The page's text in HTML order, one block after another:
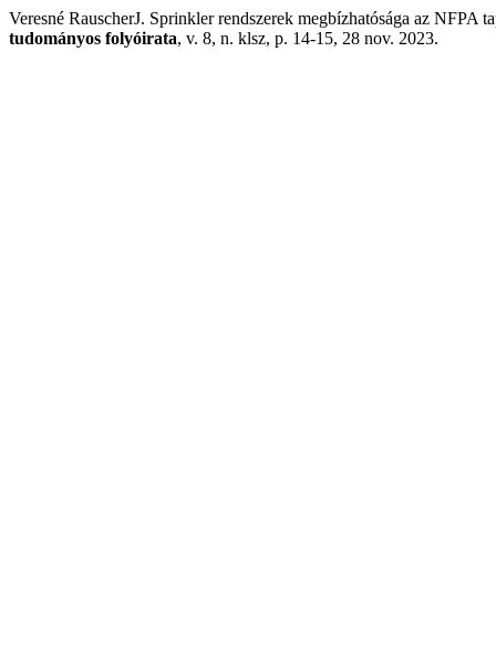
Veresné RauscherJ. Sprinkler rendszerek megbízhatósága az NFPA
tudományos folyóirata, v. 8, n. klsz, p. 14-15, 28 nov. 2023.